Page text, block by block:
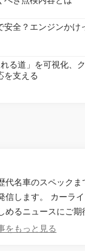
安全？エンジンかけ
る道」を可視化、
を支える
代名車のスペック
信します。 カーラ
めるニュースにご期
をもっと見る